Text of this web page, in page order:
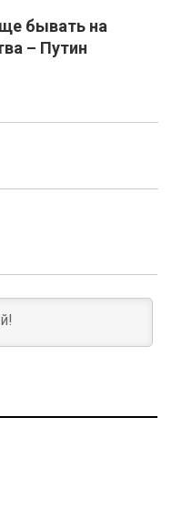
бывать на
– Путин